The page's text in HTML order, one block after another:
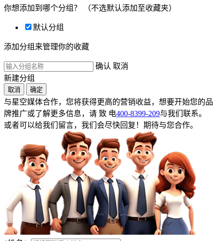
你想添加到哪个分组？ （不选默认添加至收藏夹）
默认分组
添加分组来管理你的收藏
确认 取消
新建分组
取消 确定
与星空媒体合作，您将获得更高的营销收益，想要开始您的品
牌推广或了解更多信息，请 致 电400-8399-209与我们联系。
或者可以给我们留言，我们会尽快回复！期待与您合作。